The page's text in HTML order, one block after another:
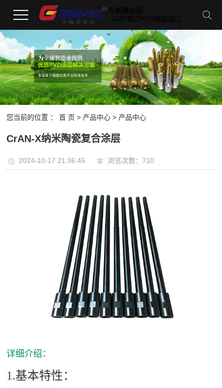
您当前的位置 ：首 页 > 产品中心 > 产品中心
CrAN-X纳米陶瓷复合涂层
2024-10-17 21:36:45 浏览次数：710
详细介绍：
1.基本特性：